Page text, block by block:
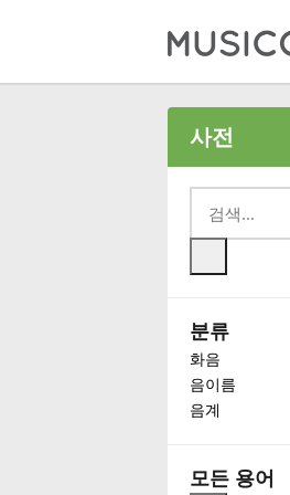
Deutsch
English
Español
사전
분류
화음
음이름
음계
모든 용어